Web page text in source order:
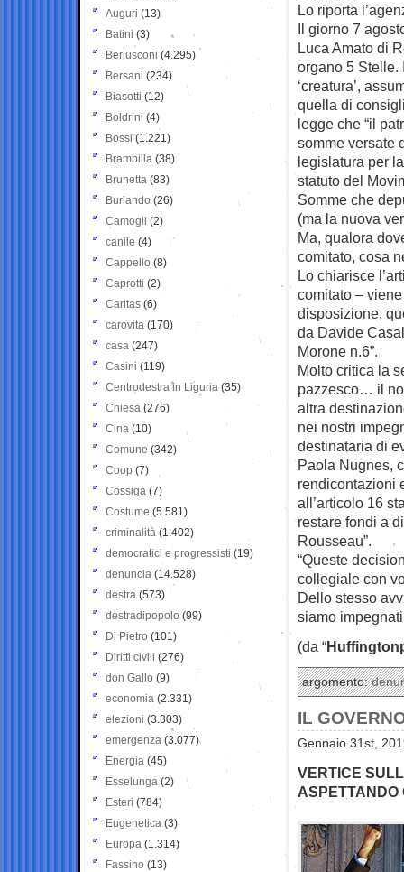
Lo riporta
Il giorno 7
Luca Amato di
organo 5 Stelle.
‘creatura’,
quella di
legge che “il
somme versate
legislatura per
statuto del
Somme che
(ma la nuova
Ma, qualora
comitato, cosa
Lo chiarisce
comitato –
disposizione,
da Davide
Morone n.6”.
Molto critica la
pazzesco… il
altra
nei nostri
destinataria di
Paola Nugnes,
rendicontazioni
all’articolo 16
restare fondi a
Rousseau”.
“Queste
collegiale con
Dello stesso
siamo
(da “
argomento:
IL
Gennaio 31st,
VERTICE
ASPETTANDO
Auguri (13)
Batini (3)
Berlusconi (4.295)
Bersani (234)
Biasotti (12)
Boldrini (4)
Bossi (1.221)
Brambilla (38)
Brunetta (83)
Burlando (26)
Camogli (2)
canile (4)
Cappello (8)
Caprotti (2)
Caritas (6)
carovita (170)
casa (247)
Casini (119)
Centrodestra in Liguria (35)
Chiesa (276)
Cina (10)
Comune (342)
Coop (7)
Cossiga (7)
Costume (5.581)
criminalità (1.402)
democratici e progressisti (19)
denuncia (14.528)
destra (573)
destradipopolo (99)
Di Pietro (101)
Diritti civili (276)
don Gallo (9)
economia (2.331)
elezioni (3.303)
emergenza (3.077)
Energia (45)
Esselunga (2)
Esteri (784)
Eugenetica (3)
Europa (1.314)
Fassino (13)